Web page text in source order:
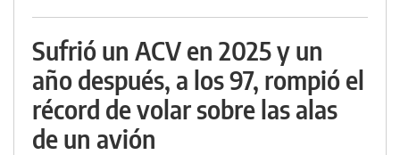
Sufrió un ACV en 2025 y un
año después, a los 97, rompió el
récord de volar sobre las alas
de un avión